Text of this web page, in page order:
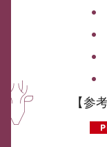
【参